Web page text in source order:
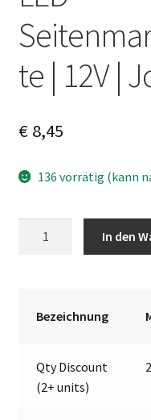
te | 12V |
€8,45
136 vorrätig (kann
2995
Menge
In den
Bezeichnung
Qty Discount
(2+ units)